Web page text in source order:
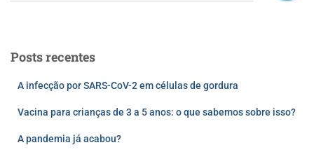
Posts recentes
A infecção por SARS-CoV-2 em células de gordura
Vacina para crianças de 3 a 5 anos: o que sabemos sobre isso?
A pandemia já acabou?